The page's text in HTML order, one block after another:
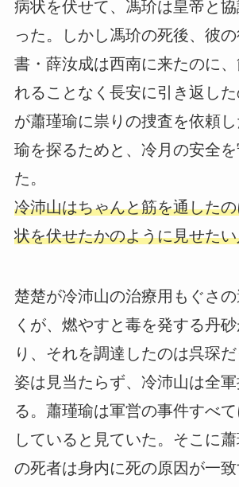
病状を伏せて、馮玠は皇帝と
った。しかし馮玠の死後、彼
書・薛汝成は西南に来たのに
れることなく長安に引き返し
が蕭瑾瑜に祟りの捜査を依頼
瑜を探るためと、冷月の安全
た。
冷沛山はちゃんと筋を通した
状を伏せたかのように見せた
楚楚が冷沛山の治療用もぐさ
くが、燃やすと毒を発する丹
り、それを調達したのは呉琛
姿は見当たらず、冷沛山は全
る。蕭瑾瑜は軍営の事件すべ
していると見ていた。そこに
の死者は身内に死の原因が一